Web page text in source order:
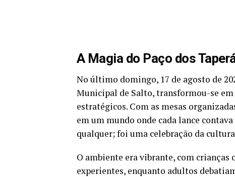
A Magia do Paço dos
No último domingo, 17 de agosto de
Municipal de Salto, transformou-se
estratégicos. Com as mesas
em um mundo onde cada lance
qualquer; foi uma celebração da
O ambiente era vibrante, com
experientes, enquanto adultos